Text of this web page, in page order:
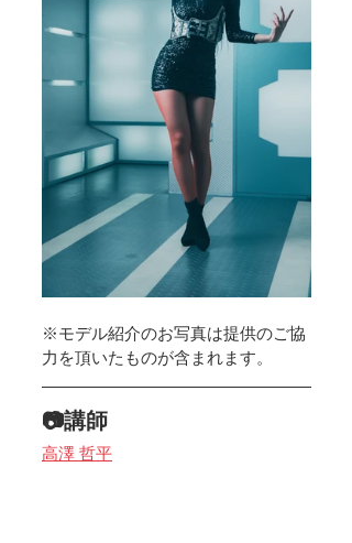
※モデル紹介のお写真は提供のご協
力を頂いたものが含まれます。
📷講師
高澤 哲平